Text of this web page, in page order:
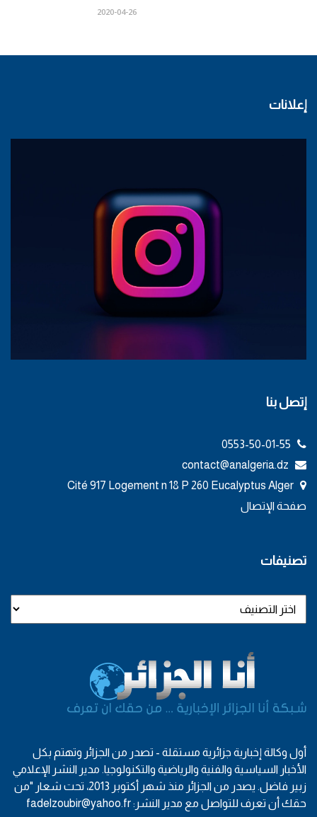
2020-04-26
إعلانات
إتصل بنا
صفحة الإتصال
تصنيفات
أول وكالة إخبارية جزائرية مستقلة - تصدر من الجزائر وتهتم بكل
الأخبار السياسية والفنية والرياضية والتكنولوجيا. مدير النشر الإعلامي
زبير فاضل. يصدر من الجزائر منذ شهر أكتوبر 2013، تحت شعار "من
حقك أن تعرف للتواصل مع مدير النشر: fadelzoubir@yahoo.fr